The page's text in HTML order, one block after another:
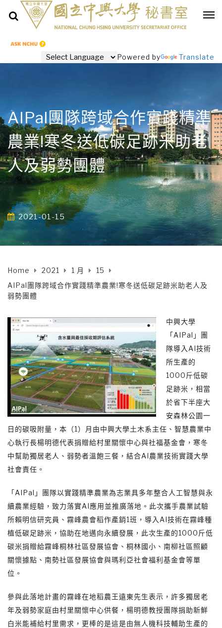
Powered by Translate
AIPal團隊跨域合作實踐精準
農業!寒冬送低碳足跡米助老
人及弱勢團體
2021-01-15
Home 2021 1 月
15
AIPal團隊跨域合作實踐精準農業!寒冬送低碳足跡米助老人及
弱勢團體
中興大學
「AIPal」團
隊導入AI技術
所生產的
1000斤低碳
足跡米，相當
於省下半座大
安森林公園一
日的碳吸附量，本（1）月由中興大學土木系主任、智慧農業中
心執行長楊明德代表捐贈給村里關懷中心與社福基金會，寒冬
中幫助獨居老人、弱勢者溫飽三餐，結合AI農業技術實踐大學
社會責任。
「AIPal」團隊以實踐精準農業為志業具多年整合人工智慧與永
續農業經驗，致力落實AI應用並推廣落地。此次攜手農業試驗
所賴明信研究員、霧峰農會稻作產銷1班，導入AI技術在霧峰種
植低碳足跡米，協助在地邁向永續發展，此次生產的1000斤低
碳米捐贈給霧峰桐林社區發展協會、桐林國小、南柳社區照顧
關懷據點、南勢社區發展協會與瑪利亞社會福利基金會等單
位。
參與此落地計畫的霧峰在地稻農王遠東先生表示，許多獨居老
年及弱勢家庭由村里關懷中心供餐，楊明德教授團隊捐助新鮮
白米能補給村里需求，更棒的是這是由無人機科技輔助生產的